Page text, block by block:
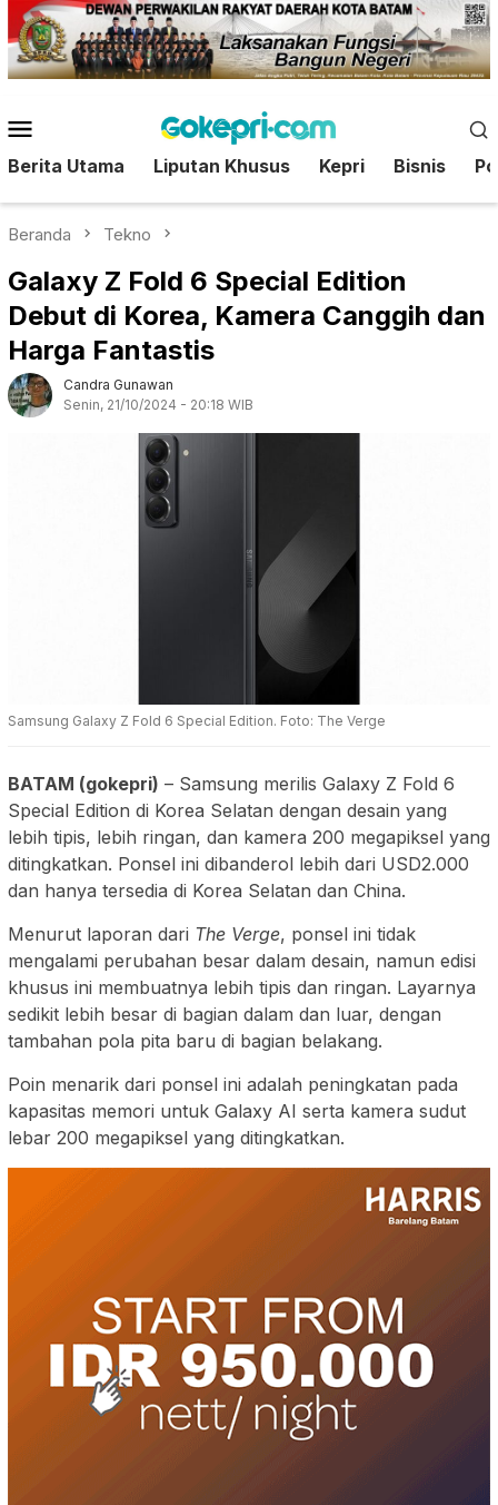
Loncat
ke
konten
Mobile
Berita Utama Liputan Khusus Kepri Bisnis
Beranda Tekno
Galaxy Z Fold 6 Special Edition
Debut di Korea, Kamera Canggih dan
Harga Fantastis
Candra Gunawan
Senin, 21/10/2024 - 20:18 WIB
Samsung Galaxy Z Fold 6 Special Edition. Foto: The Verge
BATAM (gokepri) – Samsung merilis Galaxy Z Fold 6
Special Edition di Korea Selatan dengan desain yang
lebih tipis, lebih ringan, dan kamera 200 megapiksel yang
ditingkatkan. Ponsel ini dibanderol lebih dari USD2.000
dan hanya tersedia di Korea Selatan dan China.
Menurut laporan dari The Verge, ponsel ini tidak
mengalami perubahan besar dalam desain, namun edisi
khusus ini membuatnya lebih tipis dan ringan. Layarnya
sedikit lebih besar di bagian dalam dan luar, dengan
tambahan pola pita baru di bagian belakang.
Poin menarik dari ponsel ini adalah peningkatan pada
kapasitas memori untuk Galaxy AI serta kamera sudut
lebar 200 megapiksel yang ditingkatkan.